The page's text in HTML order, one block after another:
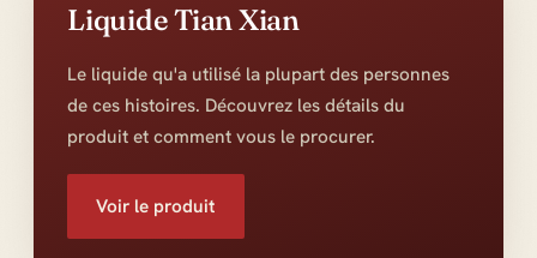
Liquide Tian Xian
Le liquide qu'a utilisé la plupart des personnes
de ces histoires. Découvrez les détails du
produit et comment vous le procurer.
Voir le produit